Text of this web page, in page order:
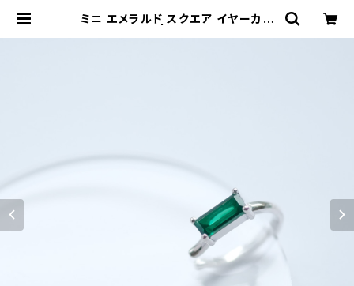
ミニ エメラルド スクエア イヤーカフ